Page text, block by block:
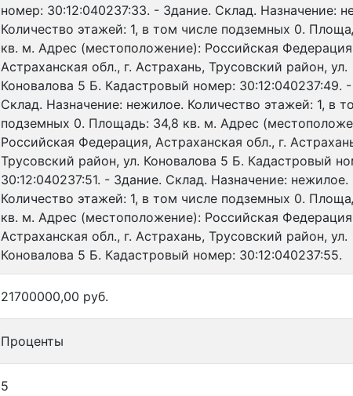
номер: 30:12:040237:33. - Здание. Склад. Назначение:
Количество этажей: 1, в том числе подземных 0.
кв. м. Адрес (местоположение): Российская
Астраханская обл., г. Астрахань, Трусовский район, ул.
Коновалова 5 Б. Кадастровый номер: 30:12:040237:49.
Склад. Назначение: нежилое. Количество этажей: 1, в
подземных 0. Площадь: 34,8 кв. м. Адрес
Российская Федерация, Астраханская обл., г.
Трусовский район, ул. Коновалова 5 Б. Кадастровый
30:12:040237:51. - Здание. Склад. Назначение: нежилое.
Количество этажей: 1, в том числе подземных 0.
кв. м. Адрес (местоположение): Российская
Астраханская обл., г. Астрахань, Трусовский район, ул.
Коновалова 5 Б. Кадастровый номер: 30:12:040237:55.
21700000,00 руб.
Проценты
5